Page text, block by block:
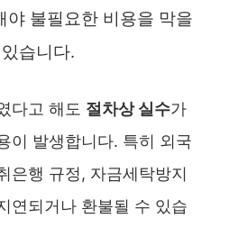
야 불필요한 비용을 막을
습니다.
다고 해도 절차상 실수가
이 발생합니다. 특히 외국
은행 규정, 자금세탁방지
연되거나 환불될 수 있습